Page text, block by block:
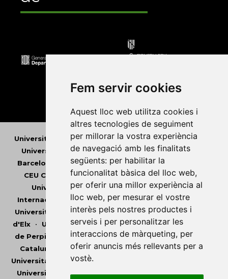
Fem servir cookies
Aquest lloc web utilitza cookies i
altres tecnologies de seguiment
per millorar la vostra experiència
de navegació amb les finalitats
següents: per habilitar la
funcionalitat bàsica del lloc web,
per oferir una millor experiència al
lloc web, per mesurar el vostre
interès pels nostres productes i
serveis i per personalitzar les
interaccions de màrqueting, per
oferir anuncis més rellevants per a
vostè.
Universitat Abat Oliba CEU • Universitat d'Alacant
Universitat d'Andorra•Universitat Autònoma de
Barcelona
Universitat de Barcelona •
CEU Cardenal Herrera•Universitat de Girona•
Universitat de les Illes Balears•Universitat
Internacional de Catalunya•Universitat Jaume I
Universitat de Lleida•Universitat Miguel Hernández
d'Elx• Universitat Oberta de Catalunya•Universitat
de Perpinyà Via Domitia•Universitat Politècnica de
Catalunya
Universitat Politècnica de València •
Universitat Pompeu Fabra
Universitat Rovira i Virgili•Universitat de Sàsser•